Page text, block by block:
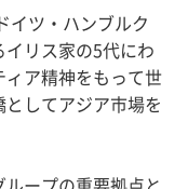
イツ・ハンブルク
リス家の5代にわ
ア精神をもって世
してアジア市場を